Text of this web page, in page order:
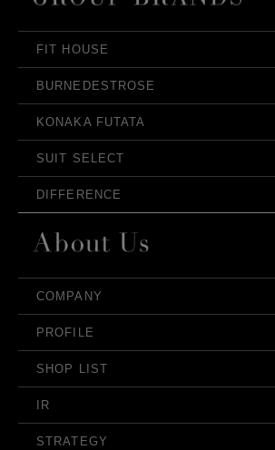
FIT HOUSE
BURNEDESTROSE
KONAKA FUTATA
SUIT SELECT
DIFFERENCE
COMPANY
PROFILE
SHOP LIST
IR
STRATEGY